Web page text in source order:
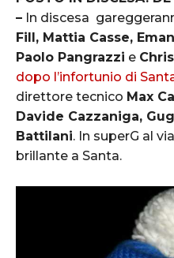
– In discesa
Fill, Mattia Casse,
Paolo Pangrazzi e
dopo l’infortunio di
direttore tecnico Max
Davide Cazzaniga,
Battilani. In superG al via
brillante a Santa.